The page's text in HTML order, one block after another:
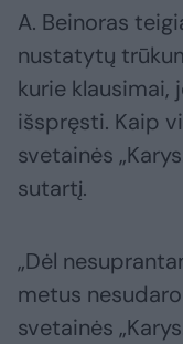
A. Beinoras
nustatytų
kurie klausimai,
išspręsti. Kaip
svetainės
sutartį.
„Dėl
metus
svetainės